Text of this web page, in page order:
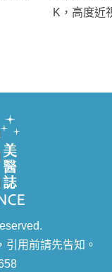
K，高度近
引用前請先告知。